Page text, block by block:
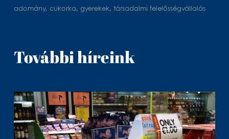
adomány, cukorka, gyerekek, társadalmi felelősségvállalás
További híreink